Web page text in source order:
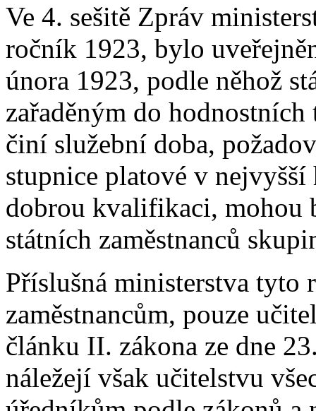
Ve 4. sešitě Zpráv
ročník 1923, bylo
února 1923, podle něhož
zařaděným do
činí služební doba,
stupnice platové v
dobrou kvalifikaci, mohou
státních zaměstnanců
Příslušná ministerstva tyto
zaměstnancům, pouze
článku II. zákona ze dne
náležejí však učitelstvu